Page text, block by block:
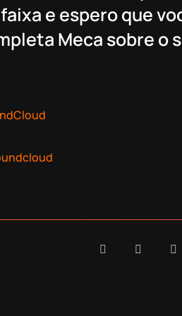
e espero que
Meca sobre o